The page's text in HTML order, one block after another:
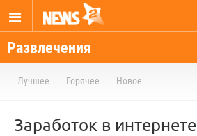
Развлечения
Лучшее Горячее Новое
Заработок в интернете